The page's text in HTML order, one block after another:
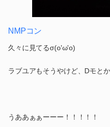
NMPコン
久々に見てるσ(o'ω'o)
ラブユアもそうやけど、Dモと
うああぁぁーーー！！！！！